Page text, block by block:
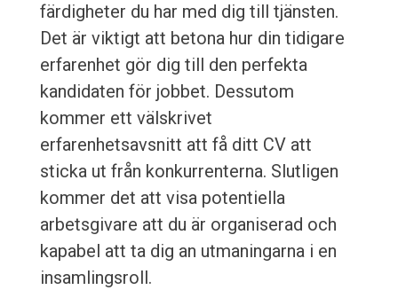
färdigheter du har med dig till tjänsten.
Det är viktigt att betona hur din tidigare
erfarenhet gör dig till den perfekta
kandidaten för jobbet. Dessutom
kommer ett välskrivet
erfarenhetsavsnitt att få ditt CV att
sticka ut från konkurrenterna. Slutligen
kommer det att visa potentiella
arbetsgivare att du är organiserad och
kapabel att ta dig an utmaningarna i en
insamlingsroll.